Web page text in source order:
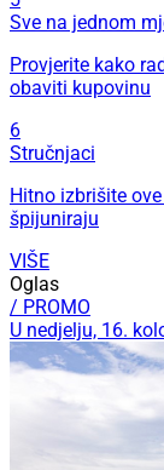
Sve na jednom
Provjerite kako
obaviti kupovinu
6
Stručnjaci
Hitno izbrišite
špijuniraju
VIŠE
Oglas
/ PROMO
U nedjelju, 16.